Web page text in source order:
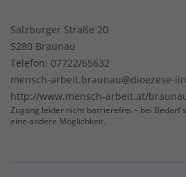
Salzburger Straße 20
5280 Braunau
Telefon: 07722/65632
mensch-arbeit.braunau@dioezese-
http://www.mensch-arbeit.at/
Zugang leider nicht barrierefrei – bei Bedarf
eine andere Möglichkeit.